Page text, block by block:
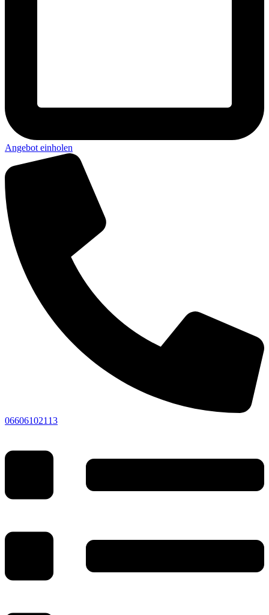
Angebot einholen
06606102113